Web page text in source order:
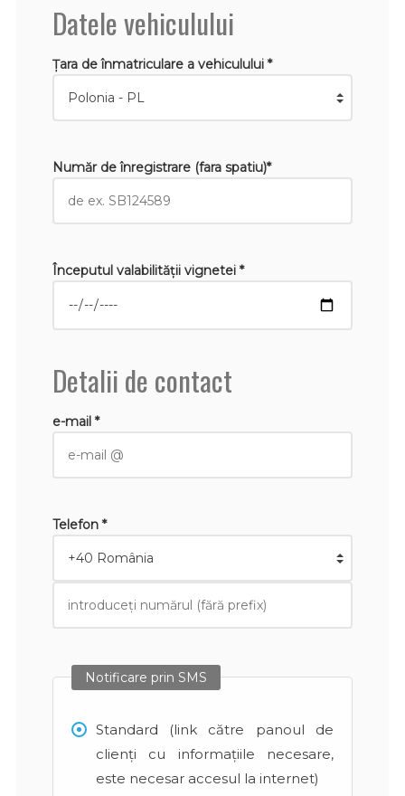
Datele vehiculului
Țara de înmatriculare a vehiculului *
Număr de înregistrare (fara spatiu)*
Începutul valabilităţii vignetei *
Detalii de contact
e-mail *
Telefon *
Notificare prin SMS
Standard (link către panoul de
clienți cu informațiile necesare,
este necesar accesul la internet)